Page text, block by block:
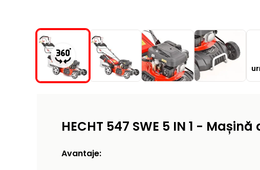
HECHT 547 SWE 5 IN 1 -
Avantaje: